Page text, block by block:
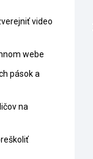
video
webe
pások a
na